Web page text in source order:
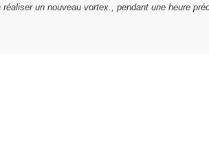
un nouveau vortex., pendant une heure